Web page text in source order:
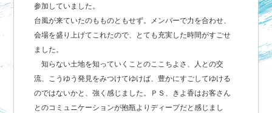
参加していました。
台風が来ていたのもものともせず。メンバーで力を合わせ、
会場を盛り上げてこれたので、とても充実した時間がすごせ
ました。
知らない土地を知っていくことのここちよさ、人との交
流、こうゆう発見をみつけてゆけば、豊かにすごしてゆける
のではないかと、強く感じました。ＰＳ、きよ香はお客さん
とのコミュニケーションが抱瓶よりディープだと感じまし